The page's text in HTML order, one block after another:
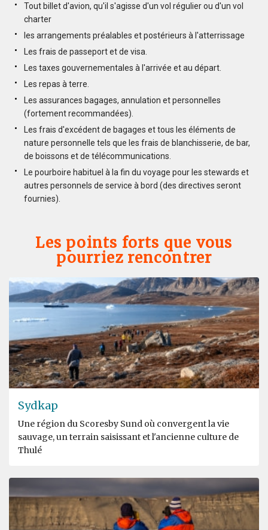
Tout billet d'avion, qu'il s'agisse d'un vol régulier ou d'un vol
charter
les arrangements préalables et postérieurs à l'atterrissage
Les frais de passeport et de visa.
Les taxes gouvernementales à l'arrivée et au départ.
Les repas à terre.
Les assurances bagages, annulation et personnelles
(fortement recommandées).
Les frais d'excédent de bagages et tous les éléments de
nature personnelle tels que les frais de blanchisserie, de bar,
de boissons et de télécommunications.
Le pourboire habituel à la fin du voyage pour les stewards et
autres personnels de service à bord (des directives seront
fournies).
Les points forts que vous
pourriez rencontrer
Sydkap
Une région du Scoresby Sund où convergent la vie
sauvage, un terrain saisissant et l'ancienne culture de
Thulé